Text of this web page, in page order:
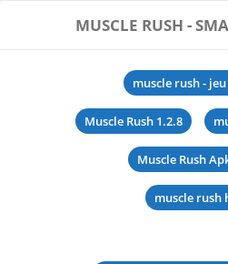
muscle rush -
Muscle Rush 1.2.8
Muscle Rush
muscle rush